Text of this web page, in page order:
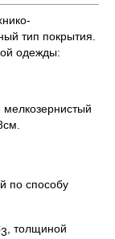
тип покрытия.
одежды:
по способу
3 , толщиной